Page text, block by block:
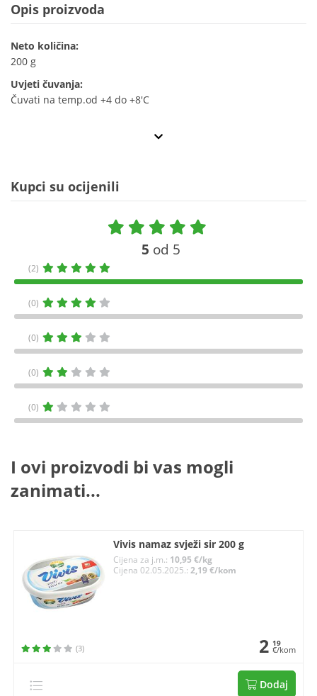
Opis proizvoda
Neto količina:
200 g
Uvjeti čuvanja:
Čuvati na temp.od +4 do +8'C
Kupci su ocijenili
5 od 5
(2)
(0)
(0)
(0)
(0)
I ovi proizvodi bi vas mogli
zanimati...
Vivis namaz svježi sir 200 g
Cijena za j.m.: 10,95 €/kg
Cijena 02.05.2025.:2,19 €/kom
(3) 2 19
€/kom
Dodaj